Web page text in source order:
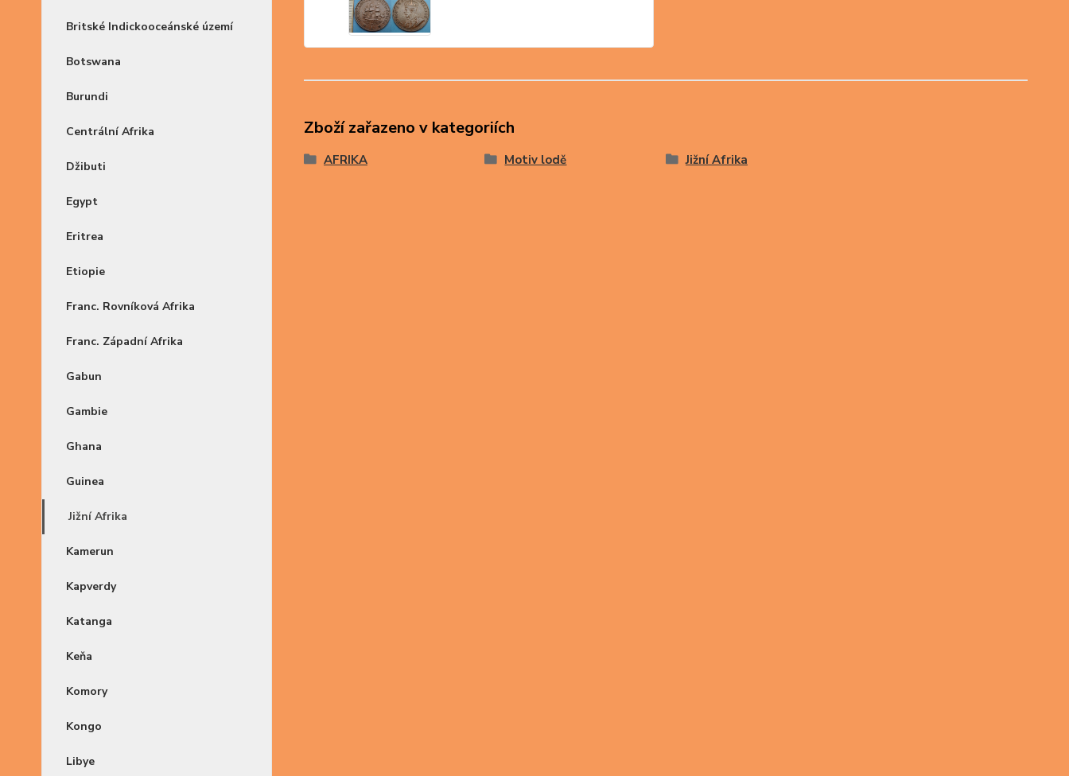
Britské Indickooceánské území
Botswana
Burundi
Centrální Afrika
Džibuti
Egypt
Eritrea
Etiopie
Franc. Rovníková Afrika
Franc. Západní Afrika
Gabun
Gambie
Ghana
Guinea
Jižní Afrika
Kamerun
Kapverdy
Katanga
Keňa
Komory
Kongo
Libye
Zboží zařazeno v kategoriích
AFRIKA Motiv lodě Jižní Afrika